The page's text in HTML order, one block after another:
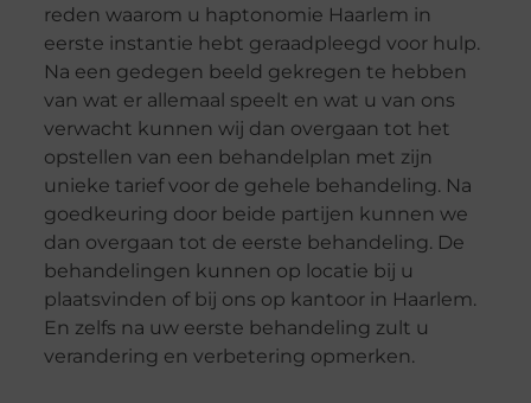
reden waarom u haptonomie Haarlem in
eerste instantie hebt geraadpleegd voor hulp.
Na een gedegen beeld gekregen te hebben
van wat er allemaal speelt en wat u van ons
verwacht kunnen wij dan overgaan tot het
opstellen van een behandelplan met zijn
unieke tarief voor de gehele behandeling. Na
goedkeuring door beide partijen kunnen we
dan overgaan tot de eerste behandeling. De
behandelingen kunnen op locatie bij u
plaatsvinden of bij ons op kantoor in Haarlem.
En zelfs na uw eerste behandeling zult u
verandering en verbetering opmerken.